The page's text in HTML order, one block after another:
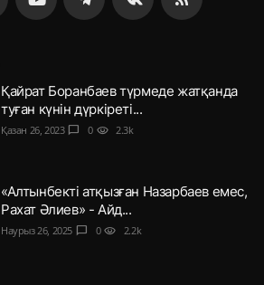
Қайрат Боранбаев түрмеде жатқанда
туған күнін дүркіреті...
Қазан 26, 2023 chat_bubble 0 visibility 2.3k
«Алтынбекті атқызған Назарбаев емес,
Рахат Әлиев» - Айд...
Наурыз 26, 2025 chat_bubble 0 visibility 2.2k